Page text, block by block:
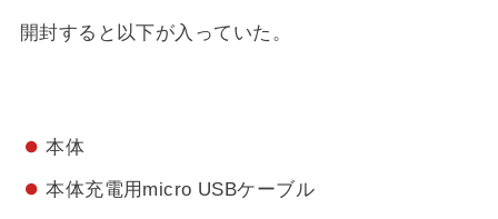
開封すると以下が入っていた。
本体
本体充電用micro USBケーブル